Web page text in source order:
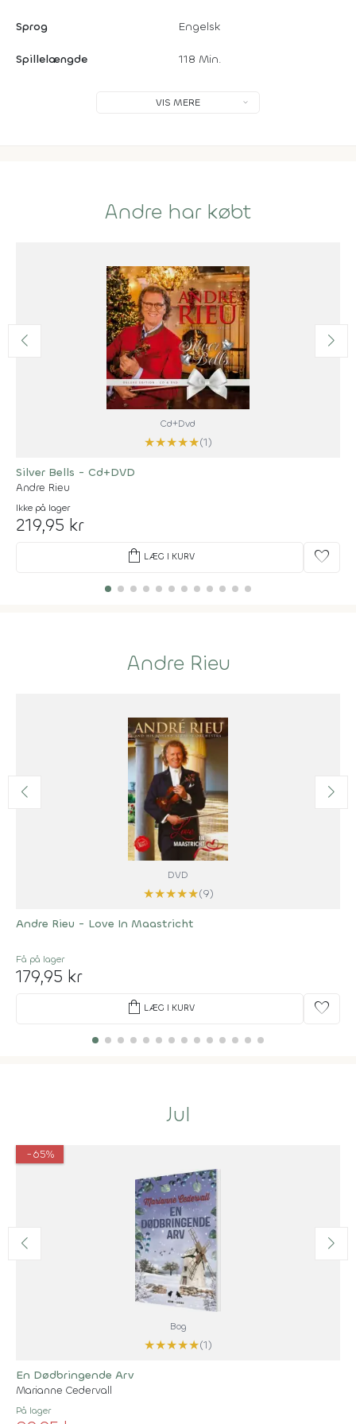
Sprog Engelsk
Spillelængde 118 Min.
VIS MERE
Andre har købt
Cd+Dvd
★★★★★(1)
Silver Bells - Cd+DVD
Andre Rieu
Ikke på lager
219,95 kr
shopping_bag LÆG I KURV favorite
Andre Rieu
DVD
★★★★★(9)
Andre Rieu - Love In Maastricht
Få på lager
179,95 kr
shopping_bag LÆG I KURV favorite
Jul
-65%
Bog
★★★★★(1)
En Dødbringende Arv
Marianne Cedervall
På lager